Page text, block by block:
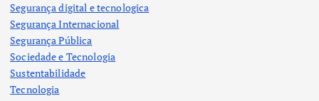
Segurança digital e tecnologica
Segurança Internacional
Segurança Pública
Sociedade e Tecnologia
Sustentabilidade
Tecnologia